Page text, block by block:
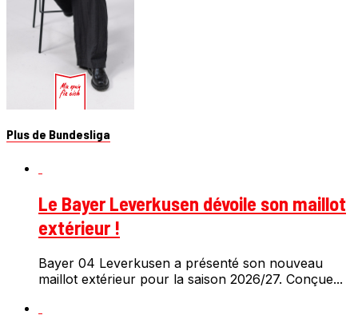
Plus de Bundesliga
Le Bayer Leverkusen dévoile son maillot
extérieur !
Bayer 04 Leverkusen a présenté son nouveau
maillot extérieur pour la saison 2026/27. Conçue...